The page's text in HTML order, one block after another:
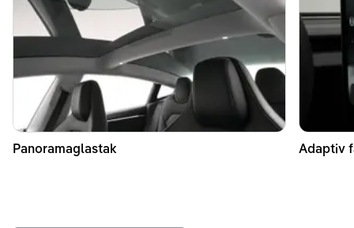
Panoramaglastak Adaptiv